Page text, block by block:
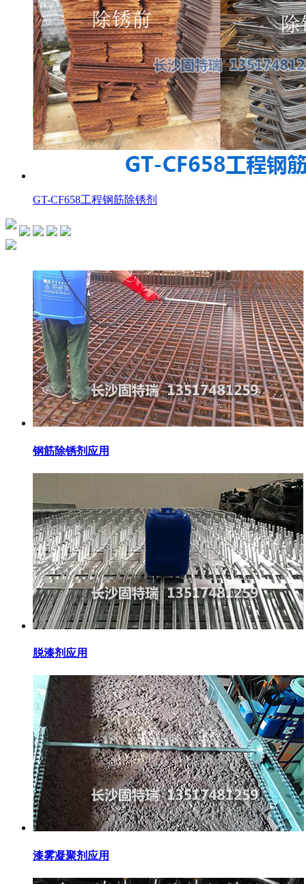
GT-CF658工程钢筋除锈剂
钢筋除锈剂应用
脱漆剂应用
漆雾凝聚剂应用